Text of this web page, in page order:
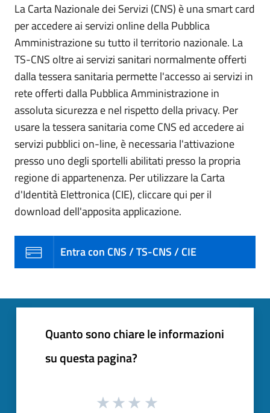
La Carta Nazionale dei Servizi (CNS) è una smart card
per accedere ai servizi online della Pubblica
Amministrazione su tutto il territorio nazionale. La
TS-CNS oltre ai servizi sanitari normalmente offerti
dalla tessera sanitaria permette l'accesso ai servizi in
rete offerti dalla Pubblica Amministrazione in
assoluta sicurezza e nel rispetto della privacy. Per
usare la tessera sanitaria come CNS ed accedere ai
servizi pubblici on-line, è necessaria l'attivazione
presso uno degli sportelli abilitati presso la propria
regione di appartenenza. Per utilizzare la Carta
d'Identità Elettronica (CIE), cliccare qui per il
download dell'apposita applicazione.
Entra con CNS / TS-CNS / CIE
Quanto sono chiare le informazioni
su questa pagina?